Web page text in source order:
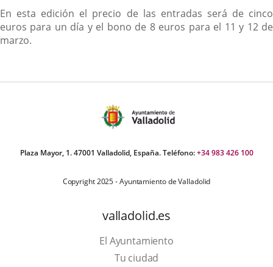
En esta edición el precio de las entradas será de cinco
euros para un día y el bono de 8 euros para el 11 y 12 de
marzo.
Plaza Mayor, 1. 47001 Valladolid, España. Teléfono:+34 983 426 100
Copyright 2025 - Ayuntamiento de Valladolid
valladolid.es
El Ayuntamiento
Tu ciudad